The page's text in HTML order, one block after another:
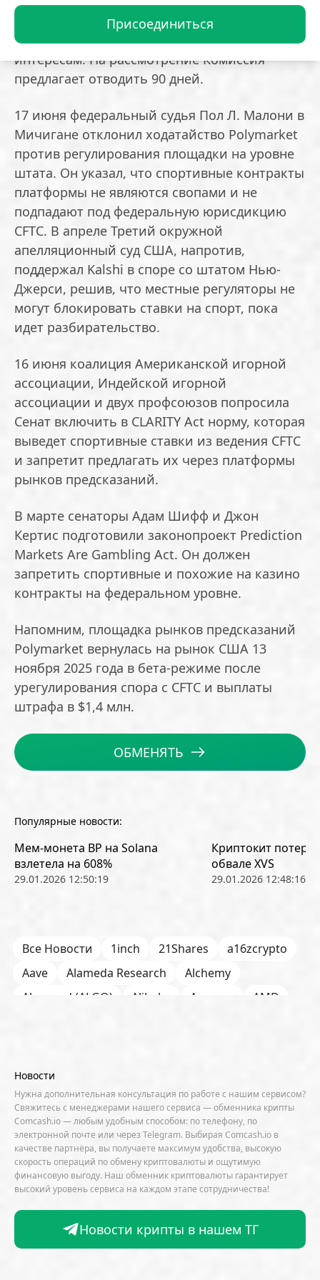
Присоединиться
другими категориями, а также оценивать, не
противоречат ли они общественным
интересам. На рассмотрение Комиссия
предлагает отводить 90 дней.
17 июня федеральный судья Пол Л. Малони в
Мичигане отклонил ходатайство Polymarket
против регулирования площадки на уровне
штата. Он указал, что спортивные контракты
платформы не являются свопами и не
подпадают под федеральную юрисдикцию
CFTC. В апреле Третий окружной
апелляционный суд США, напротив,
поддержал Kalshi в споре со штатом Нью-
Джерси, решив, что местные регуляторы не
могут блокировать ставки на спорт, пока
идет разбирательство.
16 июня коалиция Американской игорной
ассоциации, Индейской игорной
ассоциации и двух профсоюзов попросила
Сенат включить в CLARITY Act норму, которая
выведет спортивные ставки из ведения CFTC
и запретит предлагать их через платформы
рынков предсказаний.
В марте сенаторы Адам Шифф и Джон
Кертис подготовили законопроект Prediction
Markets Are Gambling Act. Он должен
запретить спортивные и похожие на казино
контракты на федеральном уровне.
Напомним, площадка рынков предсказаний
Polymarket вернулась на рынок США 13
ноября 2025 года в бета-режиме после
урегулирования спора с CFTC и выплаты
штрафа в $1,4 млн.
ОБМЕНЯТЬ
Популярные новости:
Мем-монета BP на Solana
взлетела на 608%
29.01.2026 12:50:19
Криптокит
обвале XVS
29.01.2026 12:48:16
Все Новости 1inch 21Shares
a16zcrypto
Aave
Alameda Research
Alchemy
Algorand (ALGO)
Alibaba Amazon
AMD
Aster
Binance
BIS Bitcoin Core
Bitcoin Pizza Day
Bitfarms
Bitfinex Bitget
Bithumb
BitMEX
BitOK Bitwise BlackRock
Block
Bloomberg
BNB Chain
BNP Paribas
Börse Stuttgart
BTCFi Bullish
Bybit
Chainalysis
Chainlink (LINK)
Новости
Нужна дополнительная консультация по работе с нашим сервисом?
Свяжитесь с менеджерами нашего сервиса — обменника крипты
Comcash.io — любым удобным способом: по телефону, по
электронной почте или через Telegram. Выбирая Comcash.io в
качестве партнёра, вы получаете максимум удобства, высокую
скорость операций по обмену криптовалюты и ощутимую
финансовую выгоду. Наш обменник криптовалюты гарантирует
высокий уровень сервиса на каждом этапе сотрудничества!
Новости крипты в нашем ТГ